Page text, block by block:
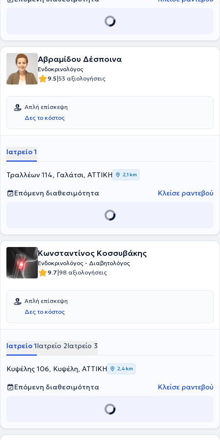
Investigator Award 2022" από την European Society of
Endocrinology. Εκτός από τις κλινικές και ερευνητικές μελέτες, έχει
φάσμα της Ενδοκρινολογίας και του Σακχαρώδη Διαβήτη με κύριο
μέλημά του το όφελος του ασθενούς.
Αβραμίδου Δέσποινα
Ενδοκρινολόγος
9.5|53 αξιολογήσεις
Απλή επίσκεψη
Δες το κόστος
Ιατρείο 1
Τραλλέων 114, Γαλάτσι, ΑΤΤΙΚΗ 2,1 km
Επόμενη διαθεσιμότητα Κλείσε ραντεβού
Κωνσταντίνος Κοσσυβάκης
Ενδοκρινολόγος - Διαβητολόγος
9.7|98 αξιολογήσεις
Απλή επίσκεψη
Δες το κόστος
Ιατρείο 1Ιατρείο 2Ιατρείο 3
Κυψέλης 106, Κυψέλη, ΑΤΤΙΚΗ 2,4 km
Επόμενη διαθεσιμότητα Κλείσε ραντεβού